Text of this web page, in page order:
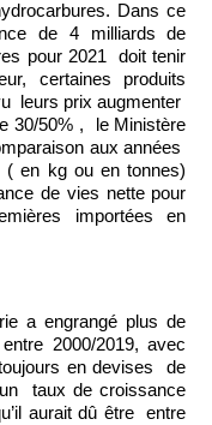
Dans ce
de 4 milliards de
pour 2021 doit tenir
certaines produits
leurs prix augmenter
30/50% , le Ministère
aux années
( en kg ou en tonnes)
de vies nette pour
importées en
a engrangé plus de
2000/2019, avec
en devises de
taux de croissance
aurait dû être entre